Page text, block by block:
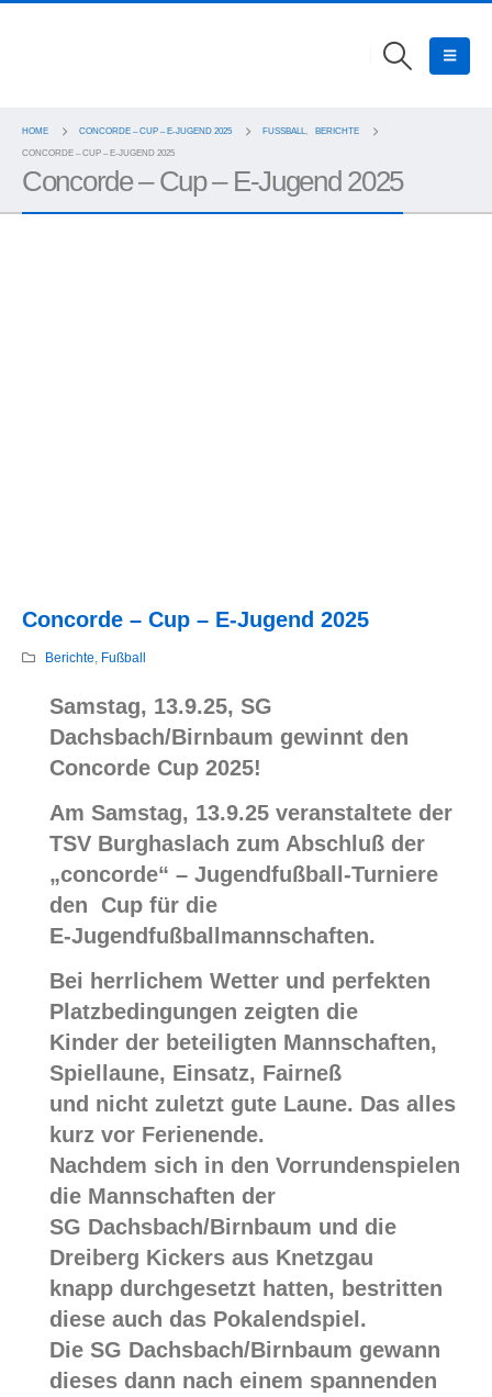
HOME CONCORDE – CUP – E-JUGEND 2025 FUSSBALL , BERICHTE
CONCORDE – CUP – E-JUGEND 2025
Concorde – Cup – E-Jugend 2025
Concorde – Cup – E-Jugend 2025
Berichte Fußball
Samstag, 13.9.25, SG
Dachsbach/Birnbaum gewinnt den
Concorde Cup 2025!
Am Samstag, 13.9.25 veranstaltete der
TSV Burghaslach zum Abschluß der
„concorde“ – Jugendfußball-Turniere
den Cup für die
E-Jugendfußballmannschaften.
Bei herrlichem Wetter und perfekten
Platzbedingungen zeigten die
Kinder der beteiligten Mannschaften,
Spiellaune, Einsatz, Fairneß
und nicht zuletzt gute Laune. Das alles
kurz vor Ferienende.
Nachdem sich in den Vorrundenspielen
die Mannschaften der
SG Dachsbach/Birnbaum und die
Dreiberg Kickers aus Knetzgau
knapp durchgesetzt hatten, bestritten
diese auch das Pokalendspiel.
Die SG Dachsbach/Birnbaum gewann
dieses dann nach einem spannenden